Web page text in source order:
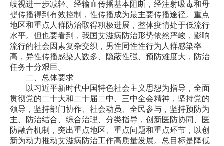
歧视进一步减轻。经输血传播基本阻断，经注射吸毒和母
婴传播得到有效控制，性传播成为最主要传播途径。重点
地区和重点人群防治取得积极进展，整体疫情处于低流行
水平。但也要看到，我国艾滋病防治形势依然严峻，影响
流行的社会因素复杂交织，男性同性性行为人群感染率
高，异性传播感染人数多、隐蔽性强、预防难度大，防治
任务十分艰巨。
二、总体要求
以习近平新时代中国特色社会主义思想为指导，全面
贯彻党的二十大和二十届二中、三中全会精神，坚持党的
领导，坚持部门协作、社会动员、全民参与，坚持预防为
主、防治结合、综合治理、分类指导，创新医防协同、医
防融合机制，突出重点地区、重点问题和重点环节，以创
新为动力推动艾滋病防治工作高质量发展。总目标是降低